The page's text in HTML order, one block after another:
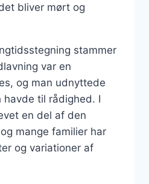
bliver mørt og
stammer
var en
og man udnyttede
havde til rådighed. I
en del af den
mange familier har
og variationer af